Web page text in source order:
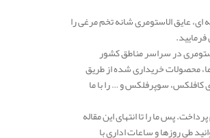
عایق الاستومری شانه تخم مرغی را
عایق الاستومری در سراسر مناطق کشور
محصولات خریداری شده از طریق
سوپرفلکس و … را با ما
پس ما را تا انتهای این مقاله
طی روزها و ساعات اداری با